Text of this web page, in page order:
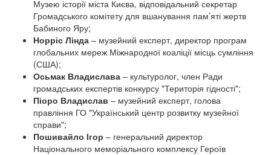
Музею історії міста Києва, відповідальний секретар
Громадського комітету для вшанування пам’яті жертв
Бабиного Яру;
Норріс Лінда – музейний експерт, директор програм
глобальних мереж Міжнародної коаліції місць сумління
(США);
Осьмак Владислава – культуролог, член Ради
громадських експертів конкурсу "Територія гідності";
Піоро Владислав – музейний експерт, голова
правління ГО "Український центр розвитку музейної
справи";
Пошивайло Ігор – генеральний директор
Національного меморіального комплексу Героїв